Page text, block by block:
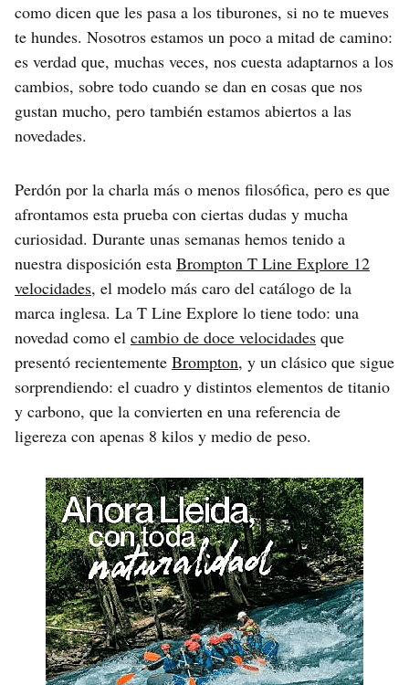
como dicen que les pasa a los tiburones, si no te mueves
te hundes. Nosotros estamos un poco a mitad de camino:
es verdad que, muchas veces, nos cuesta adaptarnos a los
cambios, sobre todo cuando se dan en cosas que nos
gustan mucho, pero también estamos abiertos a las
novedades.
Perdón por la charla más o menos filosófica, pero es que
afrontamos esta prueba con ciertas dudas y mucha
curiosidad. Durante unas semanas hemos tenido a
nuestra disposición esta Brompton T Line Explore 12
velocidades, el modelo más caro del catálogo de la
marca inglesa. La T Line Explore lo tiene todo: una
novedad como el cambio de doce velocidades que
presentó recientemente Brompton, y un clásico que sigue
sorprendiendo: el cuadro y distintos elementos de titanio
y carbono, que la convierten en una referencia de
ligereza con apenas 8 kilos y medio de peso.